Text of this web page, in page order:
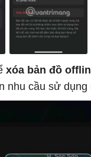
xóa bản đồ
nhu cầu sử dụng